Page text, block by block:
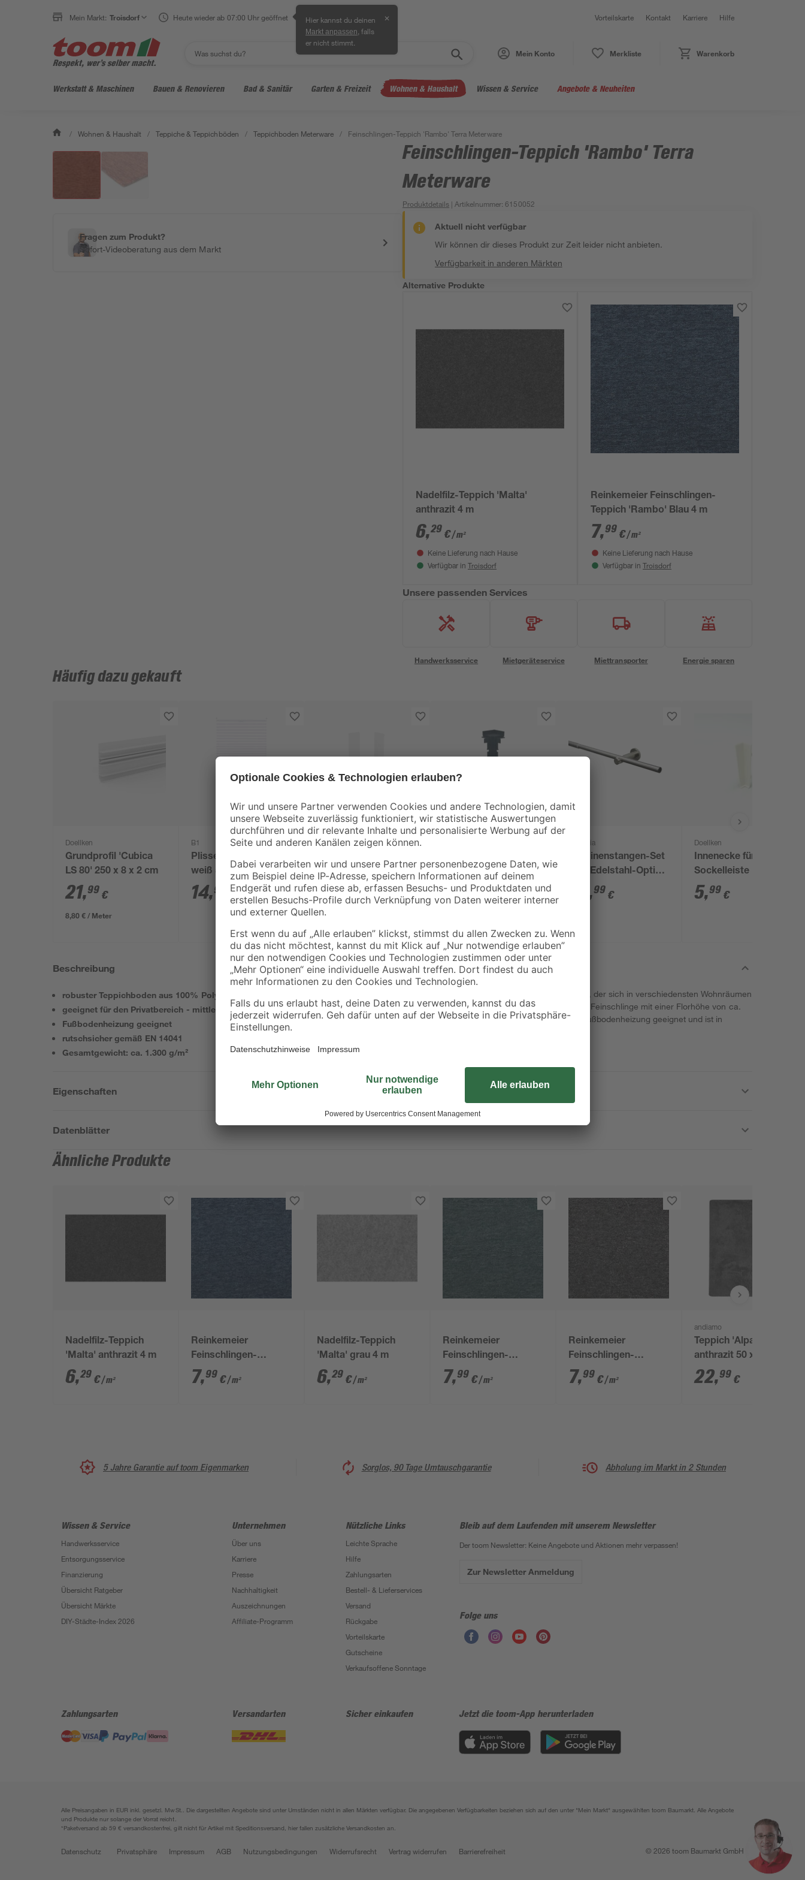
Mein Markt: Troisdorf Heute wieder ab 07:00 Uhr geöffnet Hier kannst du deinen
Markt anpassen , falls
er nicht stimmt.
✕ Vorteilskarte Kontakt Karriere Hilfe
Mein Konto Merkliste Warenkorb
Werkstatt & Maschinen Bauen & Renovieren Bad & Sanitär Garten & Freizeit Wohnen & Haushalt Wissen & Service Angebote & Neuheiten
/ Wohnen & Haushalt / Teppiche & Teppichböden / Teppichboden Meterware / Feinschlingen-Teppich 'Rambo' Terra Meterware
Fragen zum Produkt?
Sofort-Videoberatung aus dem Markt
Feinschlingen-Teppich 'Rambo' Terra
Meterware
Produktdetails | Artikelnummer:6150052
Aktuell nicht verfügbar
Wir können dir dieses Produkt zur Zeit leider nicht anbieten.
Verfügbarkeit in anderen Märkten
Alternative Produkte
Nadelfilz-Teppich 'Malta'
anthrazit 4 m
6,29 €/ m²
Keine Lieferung nach Hause
Verfügbar in Troisdorf
Reinkemeier Feinschlingen-
Teppich 'Rambo' Blau 4 m
7,99 €/ m²
Keine Lieferung nach Hause
Verfügbar in Troisdorf
Unsere passenden Services
Handwerksservice Mietgeräteservice Miettransporter Energie sparen
Häufig dazu gekauft
Doellken
Grundprofil 'Cubica
LS 80' 250 x 8 x 2 cm
21,99 €
8,80 € / Meter
B1
Plissee 'Klemmfix'
weiß 50 x 130 cm
14,99 €
Doellken
Sockelleiste 'Cubica
LS 80' weiß, 2 Stück
5,99€
Sockelleiste 'Cubica
LS 80' anthrazit
5,99 €
Gardinia
Gardinenstangen-Set
'Sol' Edelstahl-Optik
190 - 340 cm
,99 €
Doellken
Innenecke für LED
Sockelleiste 'Cubica
LS 80' weiß
5,99 €
Beschreibung
robuster Teppichboden aus 100% Polypropylen
geeignet für den Privatbereich - mittlere Nutzung
Fußbodenheizung geeignet
rutschsicher gemäß EN 14041
Gesamtgewicht: ca. 1.300 g/m²
Robuster Teppichboden aus 100% Polypropylen, der sich in verschiedensten Wohnräumen
bestens installieren lässt. Diese strapazierfähige Feinschlinge mit einer Florhöhe von ca.
3mm und einem hochwertigen Textilrücken ist Fußbodenheizung geeignet und ist in
Eigenschaften
Datenblätter
Ähnliche Produkte
Nadelfilz-Teppich
'Malta' anthrazit 4 m
6,29 €/ m²
Reinkemeier
Feinschlingen-
Teppich 'Rambo' Blau
4 m
7,99 €/ m²
Nadelfilz-Teppich
'Malta' grau 4 m
6,29 €/ m²
Reinkemeier
Feinschlingen-
Teppich 'Rambo' Grün
4 m
7,99 €/ m²
Reinkemeier
Feinschlingen-
Teppich 'Rambo'
Anthrazit 4 m
7,99 €/ m²
andiamo
Teppich 'Alpa'
anthrazit 50 x 110 cm
22,99 €
5 Jahre Garantie auf toom Eigenmarken Sorglos, 90 Tage Umtauschgarantie Abholung im Markt in 2 Stunden
Wissen & Service
Handwerksservice
Entsorgungsservice
Finanzierung
Übersicht Ratgeber
Übersicht Märkte
DIY-Städte-Index 2026
Unternehmen
Über uns
Karriere
Presse
Nachhaltigkeit
Auszeichnungen
Affiliate-Programm
Nützliche Links
Leichte Sprache
Hilfe
Zahlungsarten
Bestell- & Lieferservices
Versand
Rückgabe
Vorteilskarte
Gutscheine
Verkaufsoffene Sonntage
Bleib auf dem Laufenden mit unserem Newsletter
Der toom Newsletter: Keine Angebote und Aktionen mehr verpassen!
Zur Newsletter Anmeldung
Folge uns
Zahlungsarten Versandarten Sicher einkaufen Jetzt die toom-App herunterladen
Alle Preisangaben in EUR inkl. gesetzl. MwSt.. Die dargestellten Angebote sind unter Umständen nicht in allen Märkten verfügbar. Die angegebenen Verfügbarkeiten beziehen sich auf den unter "Mein Markt" ausgewählten toom Baumarkt. Alle Angebote
und Produkte nur solange der Vorrat reicht.
*Paketversand ab 59 € versandkostenfrei, gilt nicht für Artikel mit Speditionsversand, hier fallen zusätzliche Versandkosten an.
Datenschutz Privatsphäre Impressum AGB Nutzungsbedingungen Widerrufsrecht Vertrag widerrufen Barrierefreiheit © 2026 toom Baumarkt GmbH